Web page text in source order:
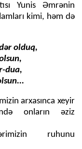
Yunis Əmrənin
kimi, həm də
olduq,
arxasınca xeyir
onların əziz
ruhunu